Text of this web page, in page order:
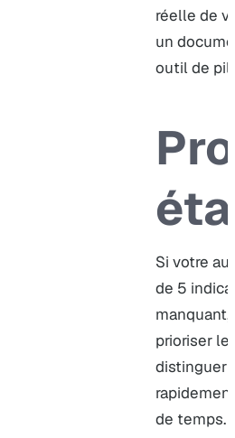
réelle de
un
outil de
Si votre
de 5
prioriser
distinguer
de temps.